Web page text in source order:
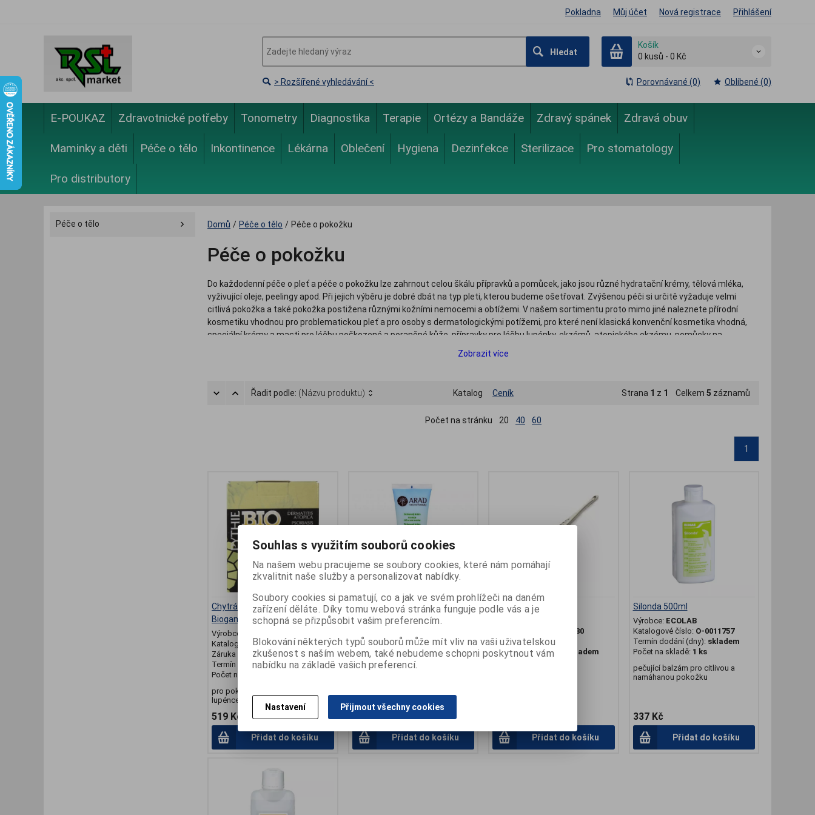
Pokladna Můj účet Nová registrace Přihlášení
Hledat
Košík
0 kusů - 0 Kč
> Rozšířené vyhledávání < Porovnávané (0) Oblíbené (0)
E-POUKAZ Zdravotnické potřeby Tonometry Diagnostika Terapie Ortézy a Bandáže Zdravý spánek Zdravá obuv
Maminky a děti Péče o tělo Inkontinence Lékárna Oblečení Hygiena Dezinfekce Sterilizace Pro stomatology
Pro distributory
Péče o tělo Domů / Péče o tělo / Péče o pokožku
Péče o pokožku
Do každodenní péče o pleť a péče o pokožku lze zahrnout celou škálu přípravků a pomůcek, jako jsou různé hydratační krémy, tělová mléka,
vyživující oleje, peelingy apod. Při jejich výběru je dobré dbát na typ pleti, kterou budeme ošetřovat. Zvýšenou péči si určitě vyžaduje velmi
citlivá pokožka a také pokožka postižena různými kožními nemocemi a obtížemi. V našem sortimentu proto mimo jiné naleznete přírodní
kosmetiku vhodnou pro problematickou pleť a pro osoby s dermatologickými potížemi, pro které není klasická konvenční kosmetika vhodná,
speciální krémy a masti pro léčbu poškozené a poraněné kůže, přípravky pro léčbu lupénky, ekzémů, atopického ekzému, pomůcky na
Zobrazit více
Řadit podle: (Názvu produktu) Katalog Ceník Strana 1 z 1 Celkem 5 záznamů
Počet na stránku 20 40 60
1
Chytrá houba PYTHIE Bio
Biogama 50ml
Výrobce:
Katalogové číslo:O-2325869
Záruka (měsíců):24
Termín dodání (dny):skladem
Počet na skladě:
pro pokožku se sklonem k
lupénce a atopickému ekzé...
519 Kč
Přidat do košíku
Krém na ruce ARAD 250ml
Katalogové číslo:O-04+0270
Počet na skladě:3 ks
s 26 léčivými minerály z Mrtvého
moře
145 Kč
Přidat do košíku
Odstraňovač akné
O-M280
Záruka (měsíců):24
Termín dodání (dny):
skladem
Přidat do košíku
Silonda 500ml
Výrobce: ECOLAB
Katalogové číslo: O-0011757
Termín dodání (dny): skladem
Počet na skladě: 1 ks
pečující balzám pro citlivou a
namáhanou pokožku
337 Kč
Přidat do košíku
Souhlas s využitím souborů cookies
Na našem webu pracujeme se soubory cookies, které nám pomáhají
zkvalitnit naše služby a personalizovat nabídky.
Soubory cookies si pamatují, co a jak ve svém prohlížeči na daném
zařízení děláte. Díky tomu webová stránka funguje podle vás a je
schopná se přizpůsobit vašim preferencím.
Blokování některých typů souborů může mít vliv na vaši uživatelskou
zkušenost s naším webem, také nebudeme schopni poskytnout vám
nabídku na základě vašich preferencí.
Nastavení Přijmout všechny cookies